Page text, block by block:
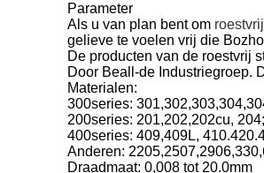
Parameter
Als u van plan bent om
gelieve te voelen vrij die
De producten van de roestvrij
Door Beall-de Industriegroep.
Materialen:
300series:
200series: 201,202,202cu, 204;
400series: 409,409L,
Anderen:
Draadmaat: 0,008 tot 20.0mm